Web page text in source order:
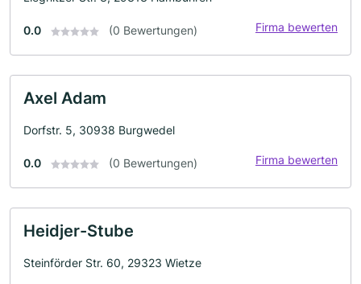
0.0 (0 Bewertungen) Firma bewerten
Axel Adam
Dorfstr. 5, 30938 Burgwedel
0.0 (0 Bewertungen) Firma bewerten
Heidjer-Stube
Steinförder Str. 60, 29323 Wietze